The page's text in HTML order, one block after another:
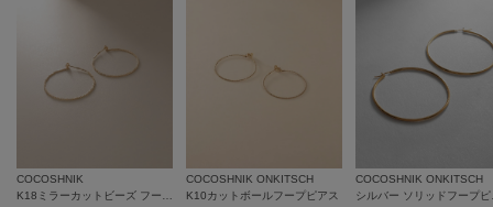
STORY 4月号 掲載 JJ 5月号 掲載
COCOSHNIK
K18ミラーカットビーズ フープピアス（小）
COCOSHNIK ONKITSCH
K10カットボールフープピアス
COCOSHNIK ONKITSCH
シ